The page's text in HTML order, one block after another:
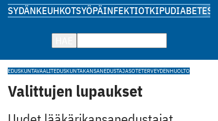
SYDÄNKEUHKOTSYÖPÄINFEKTIOTKIPUDIABETES
EDUSKUNTAVAALITEDUSKUNTAKANSANEDUSTAJASOTETERVEYDENHUOLTO
Valittujen lupaukset